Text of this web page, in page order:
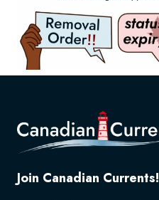
Join Canadian Currents!